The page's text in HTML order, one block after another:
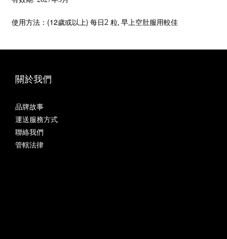
使用方法： (12歲或以上) 每日2 粒, 早上空肚服用較佳
關於我們
品牌故事
運送服務方式
聯絡我們
管轄法律